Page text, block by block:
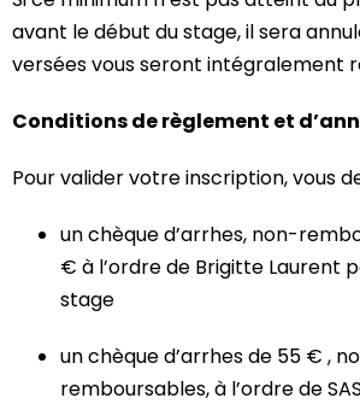
avant le début du stage, il sera
versées vous seront intégralement
Conditions de règlement et
Pour valider votre inscription, vous
un chèque d’arrhes, non-
€ à l’ordre de Brigitte Laurent
stage
un chèque d’arrhes de 55 € ,
remboursables, à l’ordre de